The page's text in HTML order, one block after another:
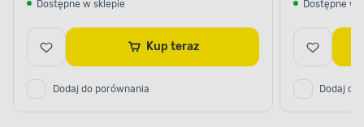
Dostępne w sklepie
Kup teraz
Dodaj do porównania
Dostępne w
Dodaj do